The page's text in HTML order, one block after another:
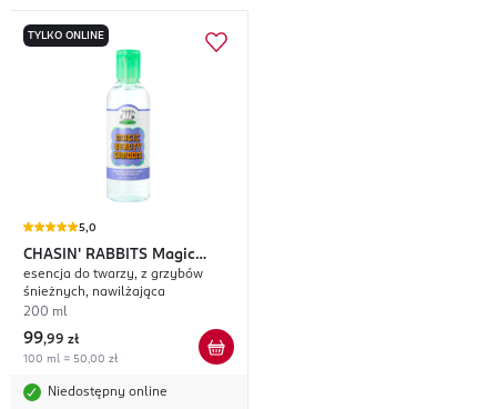
TYLKO ONLINE
5,0
CHASIN' RABBITS Magic
Beauty Shroom
esencja do twarzy, z grzybów
śnieżnych, nawilżająca
200 ml
99,99 zł
100 ml = 50,00 zł
Niedostępny online